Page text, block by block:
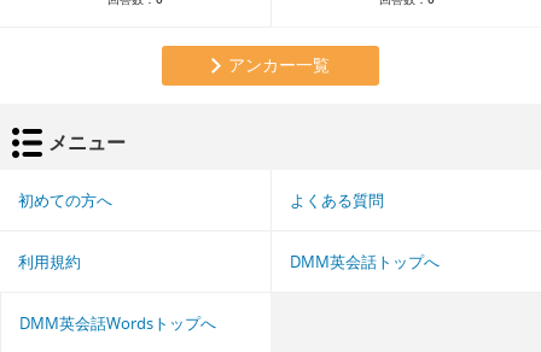
アンカー一覧
メニュー
初めての方へ よくある質問
利用規約 DMM英会話トップへ
DMM英会話Wordsトップへ